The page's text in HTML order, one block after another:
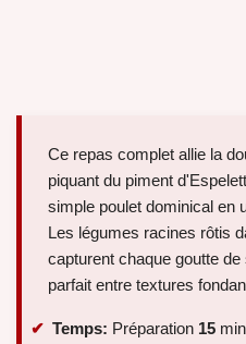
Ce repas complet allie la
piquant du piment
simple poulet dominical en
Les légumes racines rôtis
capturent chaque goutte
parfait entre textures
Temps: Préparation 15